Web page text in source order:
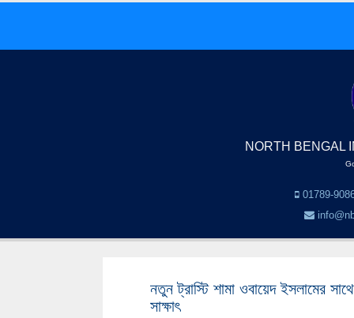
NORTH BENGAL
01789-
নতুন ট্রাস্টি শামা ওবায়েদ ইসলামের
সাক্ষাৎ